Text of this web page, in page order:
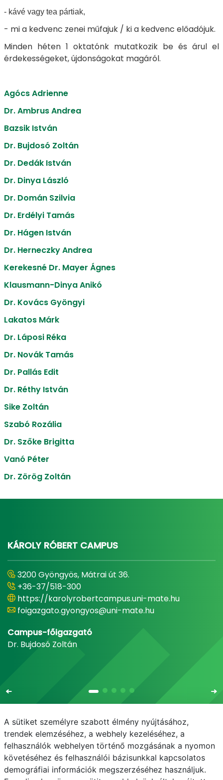
- kávé vagy tea pártiak,
- mi a kedvenc zenei műfajuk / ki a kedvenc előadójuk.
Minden héten 1 oktatónk mutatkozik be és árul el
érdekességeket, újdonságokat magáról.
Agócs Adrienne
Dr. Ambrus Andrea
Bazsik István
Dr. Bujdosó Zoltán
Dr. Dedák István
Dr. Dinya László
Dr. Domán Szilvia
Dr. Erdélyi Tamás
Dr. Hágen István
Dr. Herneczky Andrea
Kerekesné Dr. Mayer Ágnes
Klausmann-Dinya Anikó
Dr. Kovács Gyöngyi
Lakatos Márk
Dr. Láposi Réka
Dr. Novák Tamás
Dr. Pallás Edit
Dr. Réthy István
Sike Zoltán
Szabó Rozália
Dr. Szőke Brigitta
Vanó Péter
Dr. Zörög Zoltán
KÁROLY RÓBERT CAMPUS
3200 Gyöngyös, Mátrai út 36.
+36-37/518-300
https://karolyrobertcampus.uni-mate.hu
foigazgato.gyongyos@uni-mate.hu
Campus-főigazgató
Dr. Bujdosó Zoltán
E-mail Telefonkönyv NEPTUN
E-learning
Adatvédelem
A sütiket személyre szabott élmény nyújtásához,
trendek elemzéséhez, a webhely kezeléséhez, a
felhasználók webhelyen történő mozgásának a nyomon
követéséhez és felhasználói bázisunkkal kapcsolatos
demográfiai információk megszerzéséhez használjuk.